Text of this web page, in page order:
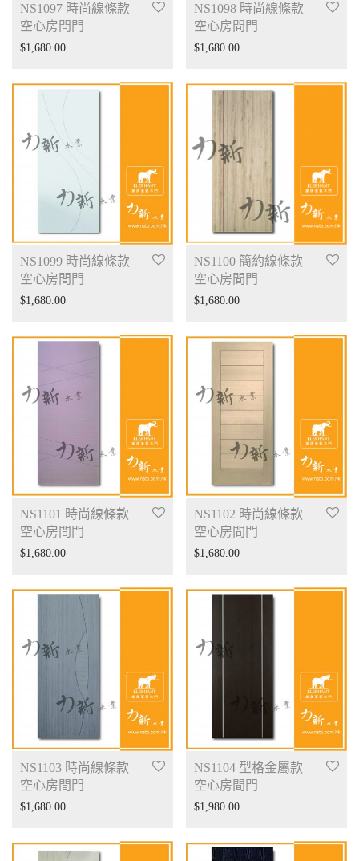
NS1097 時尚線條款
空心房間門
$1,680.00
NS1098 時尚線條款
空心房間門
$1,680.00
NS1099 時尚線條款
空心房間門
$1,680.00
NS1100 簡約線條款
空心房間門
$1,680.00
NS1101 時尚線條款
空心房間門
$1,680.00
NS1102 時尚線條款
空心房間門
$1,680.00
NS1103 時尚線條款
空心房間門
$1,680.00
NS1104 型格金屬款
空心房間門
$1,980.00